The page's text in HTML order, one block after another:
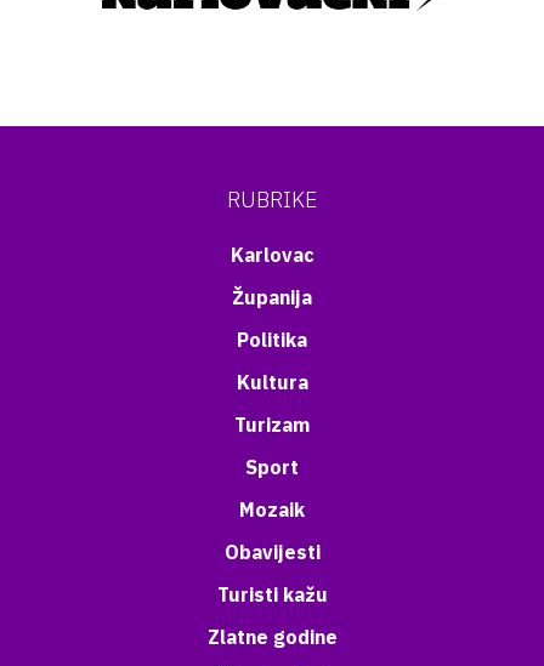
RUBRIKE
Karlovac
Županija
Politika
Kultura
Turizam
Sport
Mozaik
Obavijesti
Turisti kažu
Zlatne godine